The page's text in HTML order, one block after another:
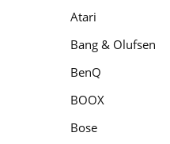
Atari
Bang & Olufsen
BenQ
BOOX
Bose